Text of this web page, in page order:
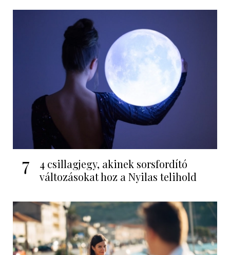
7
4 csillagjegy, akinek sorsfordító
változásokat hoz a Nyilas telihold